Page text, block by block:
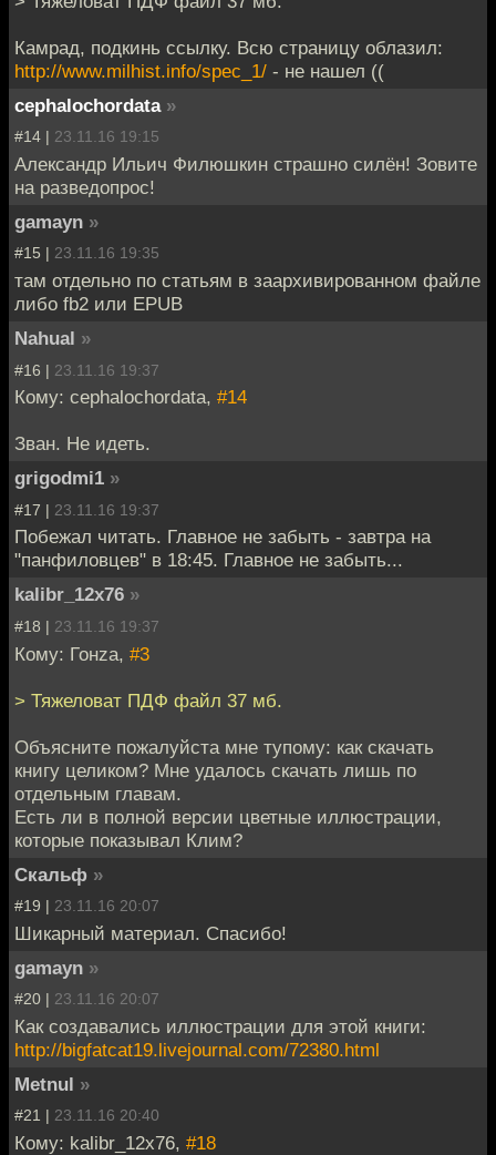
Камрад, подкинь ссылку. Всю страницу облазил:
http://www.milhist.info/spec_1/ - не нашел ((
cephalochordata »
#14 | 23.11.16 19:15
Александр Ильич Филюшкин страшно силён! Зовите
на разведопрос!
gamayn »
#15 | 23.11.16 19:35
там отдельно по статьям в заархивированном файле
либо fb2 или EPUB
Nahual »
#16 | 23.11.16 19:37
Кому: cephalochordata, #14
Зван. Не идеть.
grigodmi1 »
#17 | 23.11.16 19:37
Побежал читать. Главное не забыть - завтра на
"панфиловцев" в 18:45. Главное не забыть...
kalibr_12x76 »
#18 | 23.11.16 19:37
Кому: Гонzа, #3
> Тяжеловат ПДФ файл 37 мб.
Объясните пожалуйста мне тупому: как скачать
книгу целиком? Мне удалось скачать лишь по
отдельным главам.
Есть ли в полной версии цветные иллюстрации,
которые показывал Клим?
Скальф »
#19 | 23.11.16 20:07
Шикарный материал. Спасибо!
gamayn »
#20 | 23.11.16 20:07
Как создавались иллюстрации для этой книги:
http://bigfatcat19.livejournal.com/72380.html
Metnul »
#21 | 23.11.16 20:40
Кому: kalibr_12x76, #18